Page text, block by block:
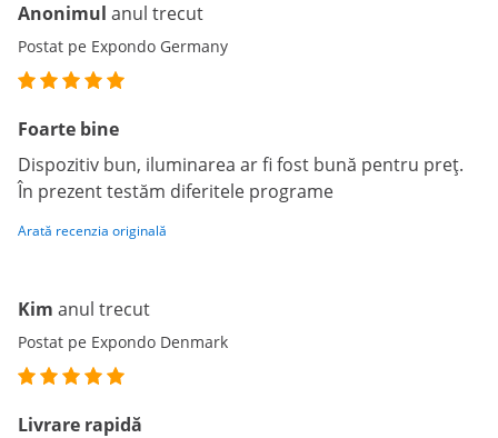
Anonimul anul trecut
Postat pe Expondo Germany
Foarte bine
Dispozitiv bun, iluminarea ar fi fost bună pentru preț.
În prezent testăm diferitele programe
Arată recenzia originală
Kim anul trecut
Postat pe Expondo Denmark
Livrare rapidă